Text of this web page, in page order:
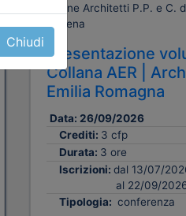
Chiudi
Ordine Architetti P.P. e C.
Cesena
Presentazione
Collana AER |
Emilia Romagna
Data: 26/09/2026
Crediti: 3 cfp
Durata: 3 ore
Iscrizioni: dal 13/07/
al 22/09/
Tipologia: conferenza